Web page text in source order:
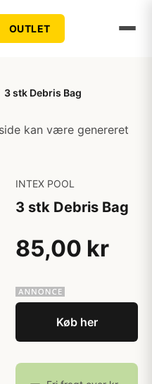
OUTLET
3 stk Debris Bag
kan være genereret
INTEX POOL
3 stk Debris Bag
85,00 kr
Køb her